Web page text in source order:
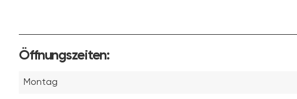
Öffnungszeiten:
Montag